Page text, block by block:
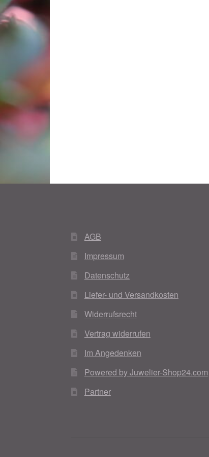
AGB
Impressum
Datenschutz
Liefer- und Versandkosten
Widerrufsrecht
Vertrag widerrufen
Im Angedenken
Powered by Juwelier-Shop24.com
Partner